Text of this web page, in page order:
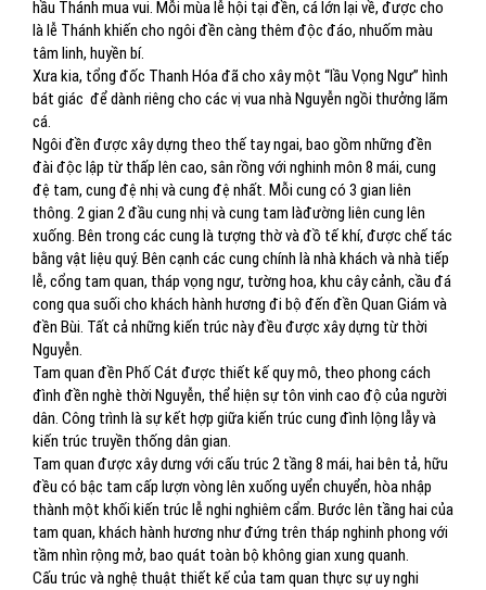
hầu Thánh mua vui. Mỗi mùa lễ hội tại đền, cá lớn lại về, được cho
là lễ Thánh khiến cho ngôi đền càng thêm độc đáo, nhuốm màu
tâm linh, huyền bí.
Xưa kia, tổng đốc Thanh Hóa đã cho xây một “lầu Vọng Ngư” hình
bát giác để dành riêng cho các vị vua nhà Nguyễn ngồi thưởng lãm
cá.
Ngôi đền được xây dựng theo thế tay ngai, bao gồm những đền
đài độc lập từ thấp lên cao, sân rồng với nghinh môn 8 mái, cung
đệ tam, cung đệ nhị và cung đệ nhất. Mỗi cung có 3 gian liên
thông. 2 gian 2 đầu cung nhị và cung tam làđường liên cung lên
xuống. Bên trong các cung là tượng thờ và đồ tế khí, được chế tác
bằng vật liệu quý. Bên cạnh các cung chính là nhà khách và nhà tiếp
lễ, cổng tam quan, tháp vọng ngư, tường hoa, khu cây cảnh, cầu đá
cong qua suối cho khách hành hương đi bộ đến đền Quan Giám và
đền Bùi. Tất cả những kiến trúc này đều được xây dựng từ thời
Nguyễn.
Tam quan đền Phố Cát được thiết kế quy mô, theo phong cách
đình đền nghè thời Nguyễn, thể hiện sự tôn vinh cao độ của người
dân. Công trình là sự kết hợp giữa kiến trúc cung đình lộng lẫy và
kiến trúc truyền thống dân gian.
Tam quan được xây dưng với cấu trúc 2 tầng 8 mái, hai bên tả, hữu
đều có bậc tam cấp lượn vòng lên xuống uyển chuyển, hòa nhập
thành một khối kiến trúc lễ nghi nghiêm cẩm. Bước lên tầng hai của
tam quan, khách hành hương như đứng trên tháp nghinh phong với
tầm nhìn rộng mở, bao quát toàn bộ không gian xung quanh.
Cấu trúc và nghệ thuật thiết kế của tam quan thực sự uy nghi